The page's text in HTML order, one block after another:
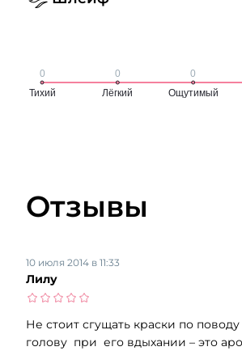
Отзывы
Лилу
10 июля 2014 в 11:33
Не стоит сгущать краски по
голову при его вдыхании – это